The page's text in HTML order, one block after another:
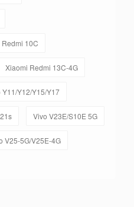
Redmi 10C
Xiaomi Redmi 13C-4G
Y11/Y12/Y15/Y17
Vivo V23E/S10E 5G
V25-5G/V25E-4G